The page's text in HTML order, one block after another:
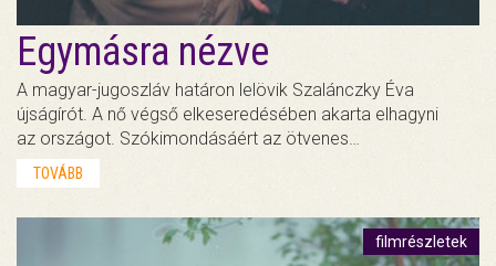
Egymásra nézve
A magyar-jugoszláv határon lelövik Szalánczky Éva
újságírót. A nő végső elkeseredésében akarta elhagyni
az országot. Szókimondásáért az ötvenes…
TOVÁBB
filmrészletek